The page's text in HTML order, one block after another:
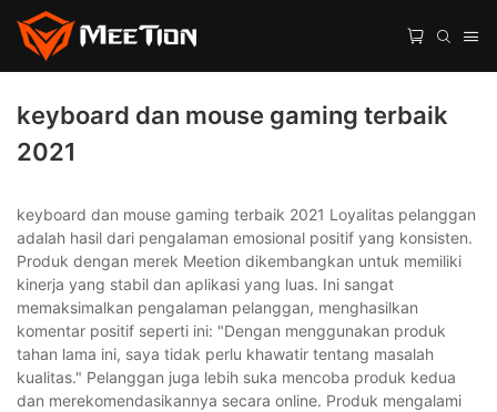
keyboard dan mouse gaming terbaik
2021
keyboard dan mouse gaming terbaik 2021 Loyalitas pelanggan
adalah hasil dari pengalaman emosional positif yang konsisten.
Produk dengan merek Meetion dikembangkan untuk memiliki
kinerja yang stabil dan aplikasi yang luas. Ini sangat
memaksimalkan pengalaman pelanggan, menghasilkan
komentar positif seperti ini: "Dengan menggunakan produk
tahan lama ini, saya tidak perlu khawatir tentang masalah
kualitas." Pelanggan juga lebih suka mencoba produk kedua
dan merekomendasikannya secara online. Produk mengalami